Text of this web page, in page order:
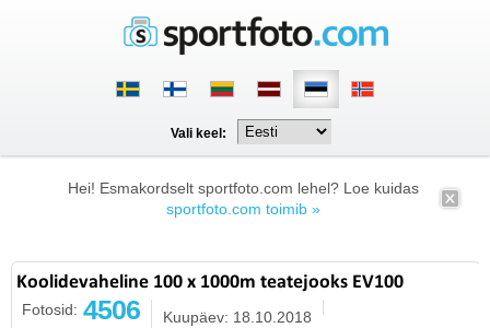
Vali keel:
Hei! Esmakordselt sportfoto.com lehel? Loe kuidas
sportfoto.com toimib »
Koolidevaheline 100 x 1000m teatejooks EV100
Fotosid: 4506 Kuupäev: 18.10.2018